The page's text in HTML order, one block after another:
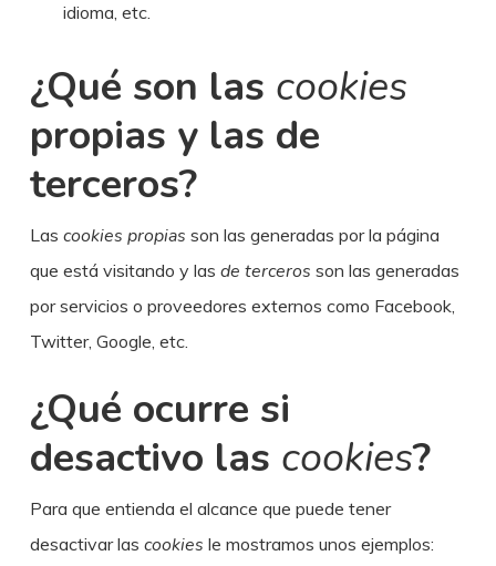
idioma, etc.
¿Qué son las cookies
propias y las de
terceros?
Las cookies propias son las generadas por la página
que está visitando y las de terceros son las generadas
por servicios o proveedores externos como Facebook,
Twitter, Google, etc.
¿Qué ocurre si
desactivo las cookies?
Para que entienda el alcance que puede tener
desactivar las cookies le mostramos unos ejemplos: